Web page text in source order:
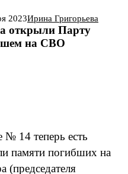
2023Ирина Григорьева
открыли Парту
на СВО
№ 14 теперь есть
памяти погибших на